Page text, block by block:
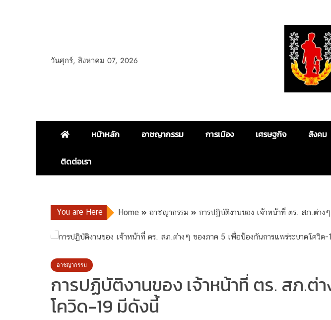
วันศุกร์, สิงหาคม 07, 2026
หน้าหลัก อาชญากรรม การเมือง เศรษฐกิจ สังคม
ติดต่อเรา
You are Here Home อาชญากรรม การปฏิบัติงานของ เจ้าหน้าที่ ตร. สภ.ต่า
อาชญากรรม
การปฏิบัติงานของ เจ้าหน้าที่ ตร. สภ.ต่
โควิด-19 มีดังนี้